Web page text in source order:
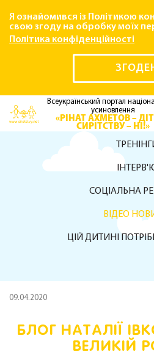
Я ознайомився із Політикою
свою згоду на обробку моїх
Політика конфіденційності
Всеукраїнський портал
усиновлення
«РІНАТ АХМЕТОВ –
СИРІТСТВУ – НІ!»
СОЦІАЛЬНА
ВІДЕО
ЦІЙ ДИТИНІ
09.04.2020
БЛОГ НАТАЛІЇ
ВЕЛИКІЙ